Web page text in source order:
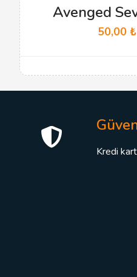
Avenged
50,00 ₺
Kredi